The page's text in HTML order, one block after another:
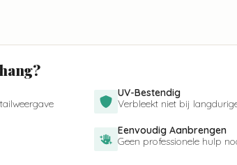
UV-Bestendig
Verbleekt niet bij
Eenvoudig Aanbrengen
Geen professionele hulp